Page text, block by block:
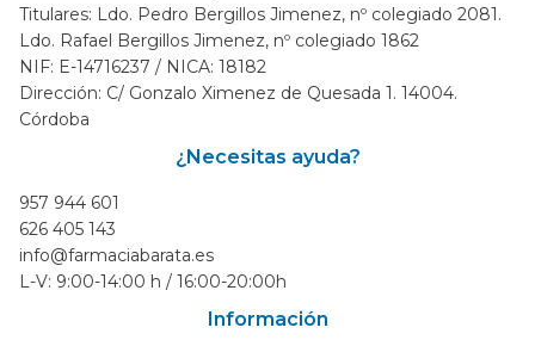
Titulares: Ldo. Pedro Bergillos Jimenez, nº colegiado 2081.
Ldo. Rafael Bergillos Jimenez, nº colegiado 1862
NIF: E-14716237 / NICA: 18182
Dirección: C/ Gonzalo Ximenez de Quesada 1. 14004.
Córdoba
¿Necesitas ayuda?
957 944 601
626 405 143
info@farmaciabarata.es
L-V: 9:00-14:00 h / 16:00-20:00h
Información